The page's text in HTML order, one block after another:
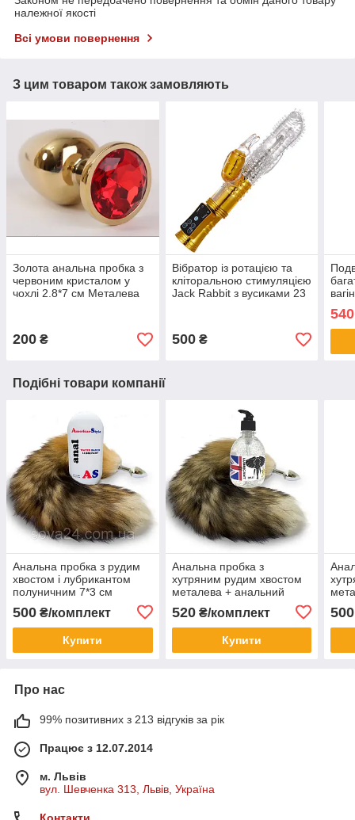
належної якості
Всі умови повернення
З цим товаром також замовляють
Золота анальна пробка з
червоним кристалом у
чохлі 2.8*7 см Металева
200 ₴
Вібратор із ротацією та
кліторальною стимуляцією
Jack Rabbit з вусиками 23
500₴
540
Подібні товари компанії
Анальна пробка з рудим
хвостом і лубрикантом
полуничним 7*3 см
500 ₴/комплект
Купити
Анальна пробка з
хутряним рудим хвостом
металева + анальний
банановий
520₴/комплект
Купити
500
Про нас
99% позитивних з 213 відгуків за рік
Працює з 12.07.2014
м. Львів
вул. Шевченка 313, Львів, Україна
Контакти